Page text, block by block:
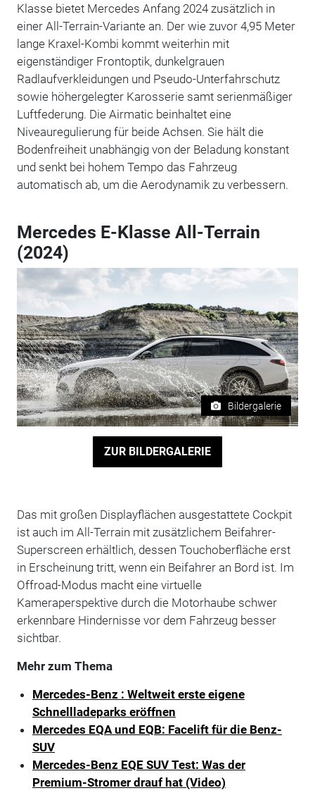
Klasse bietet Mercedes Anfang 2024 zusätzlich in
einer All-Terrain-Variante an. Der wie zuvor 4,95 Meter
lange Kraxel-Kombi kommt weiterhin mit
eigenständiger Frontoptik, dunkelgrauen
Radlaufverkleidungen und Pseudo-Unterfahrschutz
sowie höhergelegter Karosserie samt serienmäßiger
Luftfederung. Die Airmatic beinhaltet eine
Niveauregulierung für beide Achsen. Sie hält die
Bodenfreiheit unabhängig von der Beladung konstant
und senkt bei hohem Tempo das Fahrzeug
automatisch ab, um die Aerodynamik zu verbessern.
Mercedes E-Klasse All-Terrain
(2024)
Bildergalerie
ZUR BILDERGALERIE
Das mit großen Displayflächen ausgestattete Cockpit
ist auch im All-Terrain mit zusätzlichem Beifahrer-
Superscreen erhältlich, dessen Touchoberfläche erst
in Erscheinung tritt, wenn ein Beifahrer an Bord ist. Im
Offroad-Modus macht eine virtuelle
Kameraperspektive durch die Motorhaube schwer
erkennbare Hindernisse vor dem Fahrzeug besser
sichtbar.
Mehr zum Thema
Mercedes-Benz : Weltweit erste eigene
Schnellladeparks eröffnen
Mercedes EQA und EQB: Facelift für die Benz-
SUV
Mercedes-Benz EQE SUV Test: Was der
Premium-Stromer drauf hat (Video)